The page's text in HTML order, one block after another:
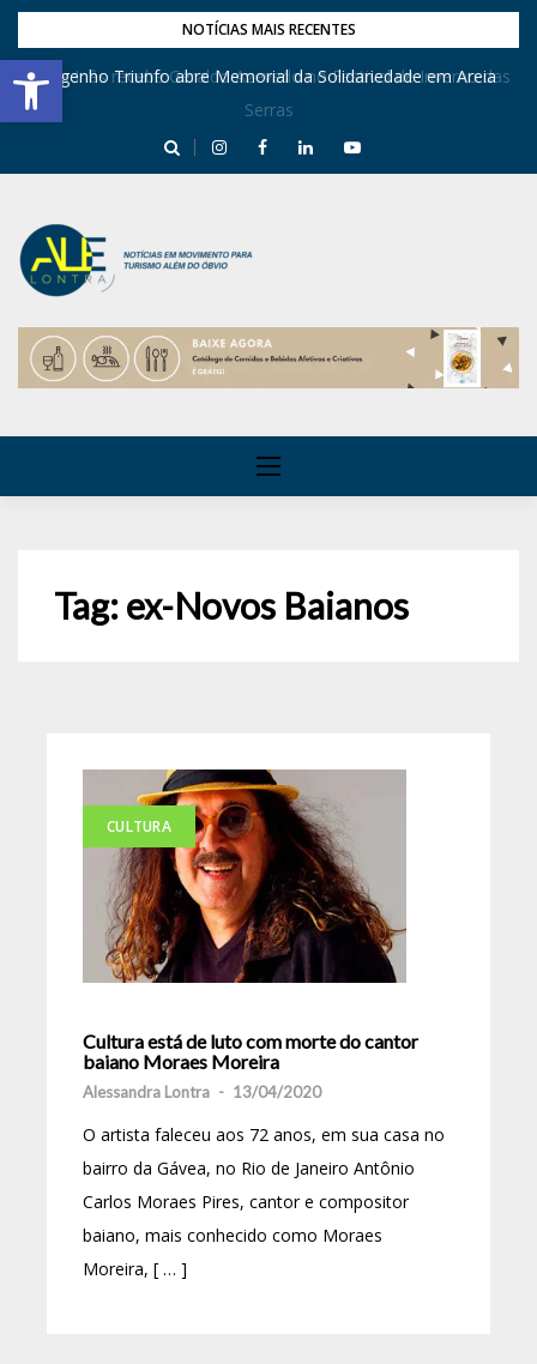
Barra de Ferramentas Aberta
NOTÍCIAS MAIS RECENTES
Dona Inês recebe Geraldo Azevedo no Festival de Inverno das
Serras
Engenho Triunfo abre Memorial da Solidariedade em Areia
Tag:ex-Novos Baianos
CULTURA
Cultura está de luto com morte do cantor
baiano Moraes Moreira
Alessandra Lontra - 13/04/2020
O artista faleceu aos 72 anos, em sua casa no
bairro da Gávea, no Rio de Janeiro Antônio
Carlos Moraes Pires, cantor e compositor
baiano, mais conhecido como Moraes
Moreira, [ … ]